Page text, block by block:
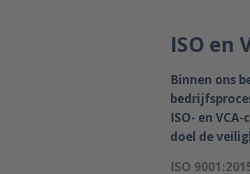
ISO en
Binnen ons
ISO- en
doel de
ISO